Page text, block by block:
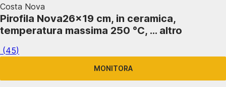
Costa Nova
Pirofila Nova26x19 cm, in ceramica,
temperatura massima 250 °C, … altro
(45)
MONITORA